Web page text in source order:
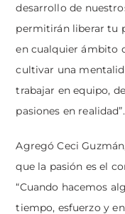
desarrollo de
permitirán liberar tu
en cualquier ámbito
cultivar una
trabajar en equipo,
pasiones en realidad”.
Agregó Ceci
que la pasión es el
“Cuando hacemos
tiempo, esfuerzo y